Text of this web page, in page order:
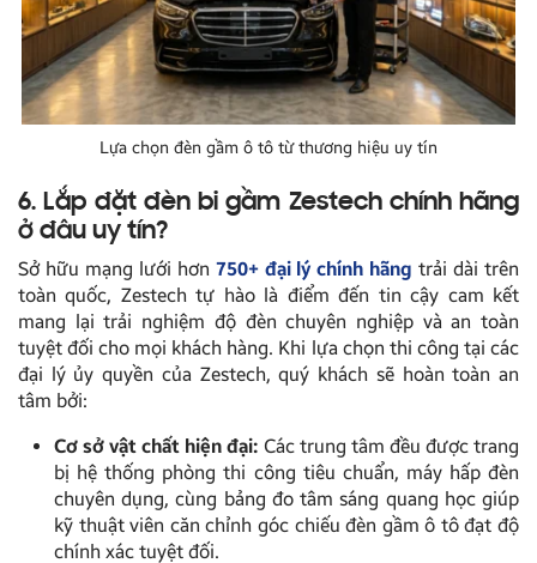
Lựa chọn đèn gầm ô tô từ thương hiệu uy tín
6. Lắp đặt đèn bi gầm Zestech chính hãng
ở đâu uy tín?
Sở hữu mạng lưới hơn 750+ đại lý chính hãng trải dài trên
toàn quốc, Zestech tự hào là điểm đến tin cậy cam kết
mang lại trải nghiệm độ đèn chuyên nghiệp và an toàn
tuyệt đối cho mọi khách hàng. Khi lựa chọn thi công tại các
đại lý ủy quyền của Zestech, quý khách sẽ hoàn toàn an
tâm bởi:
Cơ sở vật chất hiện đại: Các trung tâm đều được trang
bị hệ thống phòng thi công tiêu chuẩn, máy hấp đèn
chuyên dụng, cùng bảng đo tâm sáng quang học giúp
kỹ thuật viên căn chỉnh góc chiếu đèn gầm ô tô đạt độ
chính xác tuyệt đối.